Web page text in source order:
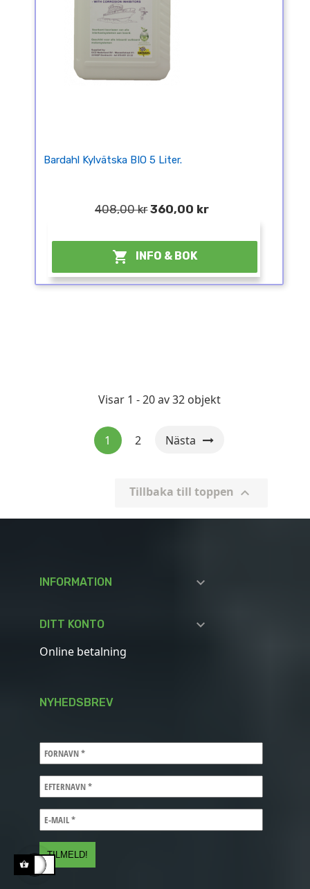
Bardahl Kylvätska BIO 5 Liter.
408,00 kr 360,00 kr
 INFO & BOK
Visar 1 - 20 av 32 objekt
1 2 Nästa
Tillbaka till toppen 
INFORMATION 
DITT KONTO 
Online betalning
NYHEDSBREV